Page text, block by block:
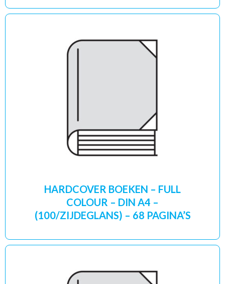
HARDCOVER BOEKEN – FULL
COLOUR – DIN A4 –
(100/ZIJDEGLANS) – 68 PAGINA’S